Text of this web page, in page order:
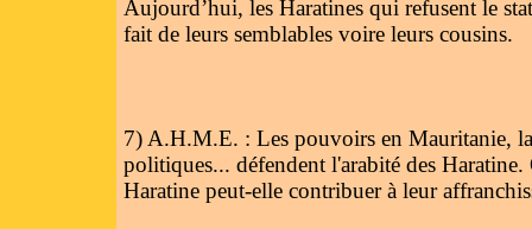
Aujourd’hui, les Haratines qui refusent le
fait de leurs semblables voire leurs cousins.
7) A.H.M.E. : Les pouvoirs en Mauritanie, la
politiques... défendent l'arabité des
Haratine peut-elle contribuer à leur